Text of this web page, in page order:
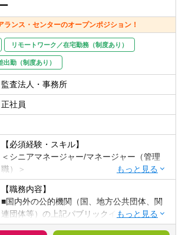
の読み書きに苦労しないレベル
■Microsoft Excel・Word・Powerpointの使用
経験
〈アシスタント～スタッフ〉
■個人所得税に興味あり
■日本語：ビジネスレベル
■英語：TOEIC730点以上を目安として英語の
読み書きに苦労しないレベル
〈シニアマネージャー〉
■流暢なバイリンガル（英語と日本語の「聞
く話す読む書く」がビジネスレベルであるこ
と）
■税理士資格・科目合格者（所得税法の受験
経験あれば尚可）
■Microsoft Excel関数、マクロ等の知見あれば
尚可
ランス・センターのオープンポジション！
リモートワーク／在宅勤務（制度あり）
勤（制度あり）
監査法人・事務所
正社員
【必須経験・スキル】
＜シニアマネージャー/マネージャー（管理
職）＞
▽下記、いずれかの経験・知見をお持ちの方
■行政評価・EBPM、インパクト評価
■サステナビリティ/ESGに関する公共政策
■金融商品（ESG債/インパクト債、等）
【職務内容】
■国内外の公的機関（国、地方公共団体、関
連団体等）の上記パブリックイノベーション
に関するアドバイザリー業務